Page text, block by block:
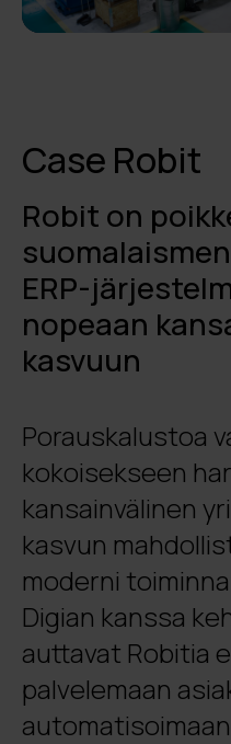
Meille töihin
Case Robit
Robit on
ERP-
nopeaan
kasvuun
Porauskalustoa
kokoisekseen
kansainvälinen
kasvun
moderni
Digian kanssa
auttavat Robitia
palvelemaan